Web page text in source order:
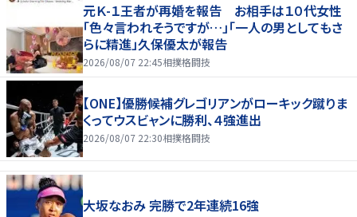
元Ｋ-１王者が再婚を報告 お相手は１０代女性
「色々言われそうですが…」「一人の男としてもさ
らに精進」久保優太が報告
2026/08/07 22:45相撲格闘技
【ONE】優勝候補グレゴリアンがローキック蹴りま
くってウスビャンに勝利、４強進出
2026/08/07 22:30相撲格闘技
大坂なおみ 完勝で2年連続16強